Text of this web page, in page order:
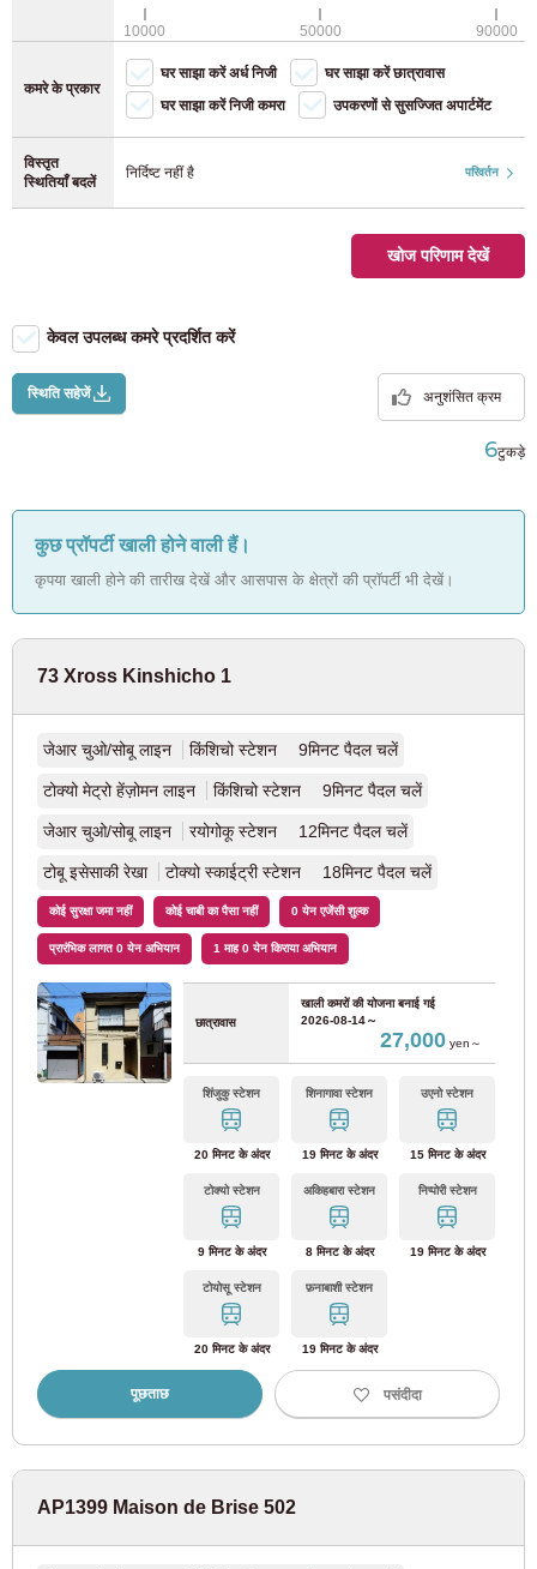
10000 50000 90000
कमरे के प्रकार
घर साझा करें अर्ध निजी
घर साझा करें छात्रावास
घर साझा करें निजी कमरा
उपकरणों से सुसज्जित अपार्टमेंट
विस्तृत
स्थितियाँ बदलें
निर्दिष्ट नहीं है परिवर्तन
खोज परिणाम देखें
स्थिति सहेजें अनुशंसित क्रम
6टुकड़े
केवल उपलब्ध कमरे प्रदर्शित करें
कुछ प्रॉपर्टी खाली होने वाली हैं।
कृपया खाली होने की तारीख देखें और आसपास के क्षेत्रों की प्रॉपर्टी भी देखें।
73 Xross Kinshicho 1
जेआर चुओ/सोबू लाइन किंशिचो स्टेशन 9मिनट पैदल चलें
टोक्यो मेट्रो हेंज़ोमन लाइन किंशिचो स्टेशन 9मिनट पैदल चलें
जेआर चुओ/सोबू लाइन रयोगोकू स्टेशन 12मिनट पैदल चलें
टोबू इसेसाकी रेखा टोक्यो स्काईट्री स्टेशन 18मिनट पैदल चलें
कोई सुरक्षा जमा नहीं कोई चाबी का पैसा नहीं 0 येन एजेंसी शुल्क
प्रारंभिक लागत 0 येन अभियान 1 माह 0 येन किराया अभियान
छात्रावास
खाली कमरों की योजना बनाई गई
2026-08-14～
27,000yen～
शिंजुकु स्टेशन
20 मिनट के अंदर
शिनागावा स्टेशन
19 मिनट के अंदर
उएनो स्टेशन
15 मिनट के अंदर
टोक्यो स्टेशन
9 मिनट के अंदर
अकिहबारा स्टेशन
8 मिनट के अंदर
निप्पोरी स्टेशन
19 मिनट के अंदर
टोयोसू स्टेशन
20 मिनट के अंदर
फ़नाबाशी स्टेशन
19 मिनट के अंदर
पूछताछ पसंदीदा
AP1399 Maison de Brise 502
जेआर कीयो लाइन
जेआर योकोहामा लाइन (28)
जेआर नंबू लाइन (40)
जेआर योकोसुका लाइन (12)
जेआर ताकासाकी लाइन (2)
जेआर टोकैडो मेन लाइन
जेआर मुसाशिनो लाइन (9)
जेआर ओमे लाइन (2)
जेआर हाचिको लाइन (1)
टोक्यो मेट्रो मारुनोची लाइन (126)
टोक्यो मेट्रो गिन्ज़ा लाइन (12)
टोक्यो मेट्रो हेंज़ोमन लाइन (6)
टोक्यो मेट्रो चियोडा लाइन (20)
टोक्यो मेट्रो युराकुचो लाइन (67)
टोक्यो मेट्रो फुकुतोशिन लाइन (69)
(22)
(15)
टोक्यो मेट्रोपोलिटन ब्यूरो ऑफ ट्रांसपोर्टेशन
टोई ओएडो लाइन (119)
वाईफ़ाई (मुफ़्त)
साइकिल पार्किंग (साइकिल)
साइकिल पार्किंग (मोपेड)